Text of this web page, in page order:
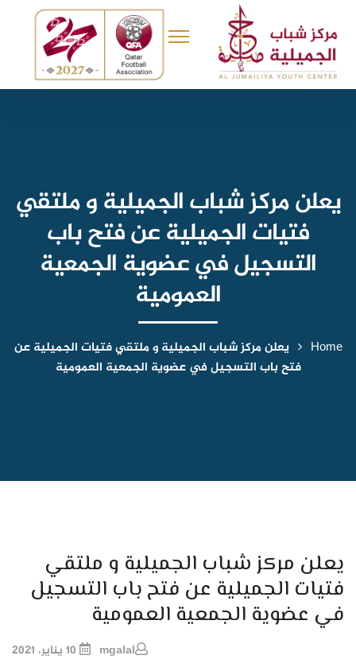
يعلن مركز شباب الجميلية و ملتقي
فتيات الجميلية عن فتح باب
التسجيل في عضوية الجمعية
العمومية
Home
يعلن مركز شباب الجميلية و ملتقي فتيات الجميلية عن
فتح باب التسجيل في عضوية الجمعية العمومية
يعلن مركز شباب الجميلية و ملتقي
فتيات الجميلية عن فتح باب التسجيل
في عضوية الجمعية العمومية
mgalal 10 يناير، 2021